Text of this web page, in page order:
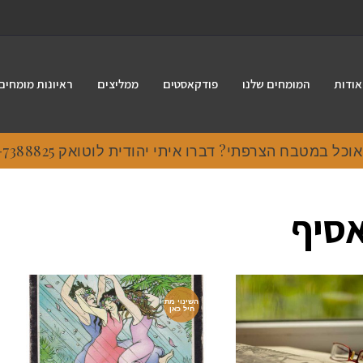
אודות המומחים שלנו פודקאסטים ממליצים ראיונות
במטבח הצרפתי? דברו איתי יהודית לוטואק 054-7388825.
השינוי מת
חיל כאן